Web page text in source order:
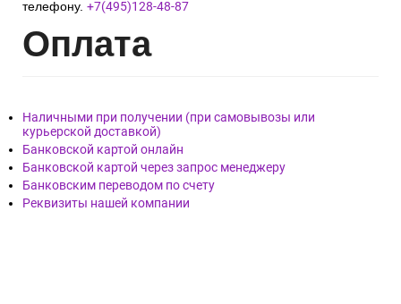
телефону. +7(495)128-48-87
Оплата
Наличными при получении (при самовывозы или
курьерской доставкой)
Банковской картой онлайн
Банковской картой через запрос менеджеру
Банковским переводом по счету
Реквизиты нашей компании